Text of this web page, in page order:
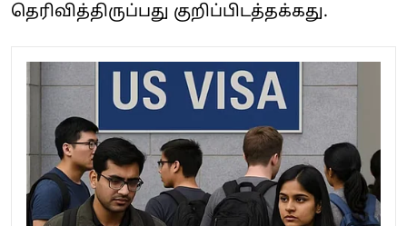
தெரிவித்திருப்பது குறிப்பிடத்தக்கது.